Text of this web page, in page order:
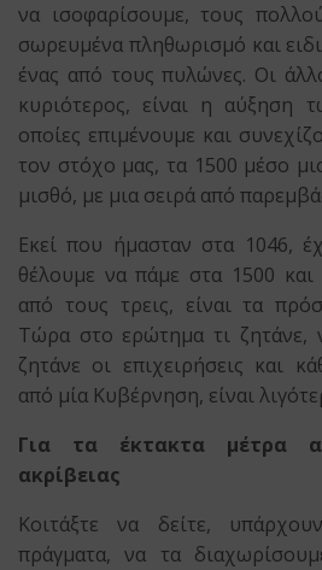
να ισοφαρίσουμε, τους
σωρευμένα πληθωρισμό και
ένας από τους πυλώνες. Οι
κυριότερος, είναι η αύξηση
οποίες επιμένουμε και
τον στόχο μας, τα 1500 μέσο
μισθό, με μια σειρά από
Εκεί που ήμασταν στα 1046,
θέλουμε να πάμε στα 1500
από τους τρεις, είναι τα
Τώρα στο ερώτημα τι ζητάνε,
ζητάνε οι επιχειρήσεις και
από μία Κυβέρνηση, είναι
Για τα έκτακτα μέτρα
ακρίβειας
Κοιτάξτε να δείτε,
πράγματα, να τα